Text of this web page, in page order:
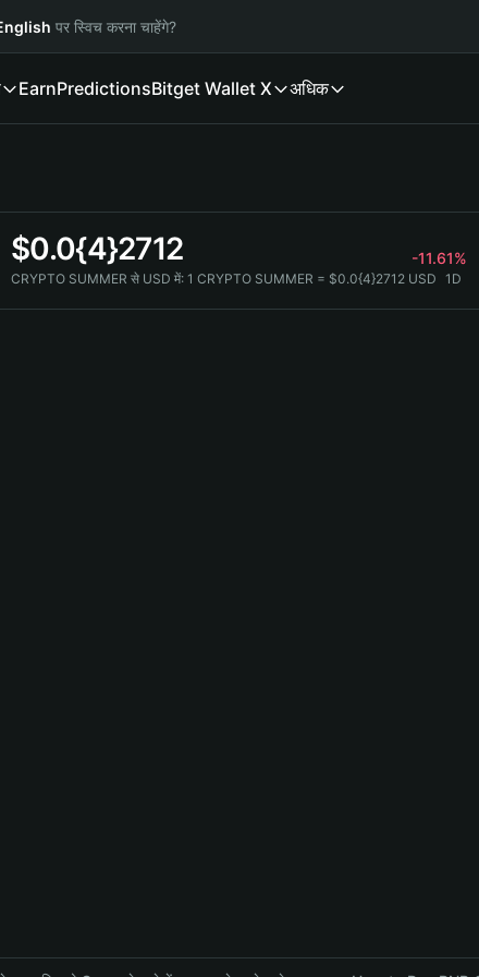
पर स्विच करना चाहेंगे?
EarnPredictionsBitget Wallet X अधिक
$0.0{4}2712 -11.61%
CRYPTO SUMMER से USD में: 1 CRYPTO SUMMER = $0.0{4}2712 USD 1D